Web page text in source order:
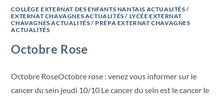
COLLÈGE EXTERNAT DES ENFANTS NANTAIS ACTUALITÉS /
EXTERNAT CHAVAGNES ACTUALITÉS / LYCÉE EXTERNAT
CHAVAGNES ACTUALITÉS / PRÉPA EXTERNAT CHAVAGNES
ACTUALITÉS
Octobre Rose
Octobre RoseOctobre rose : venez vous informer sur le
cancer du sein jeudi 10/10 Le cancer du sein est le cancer le